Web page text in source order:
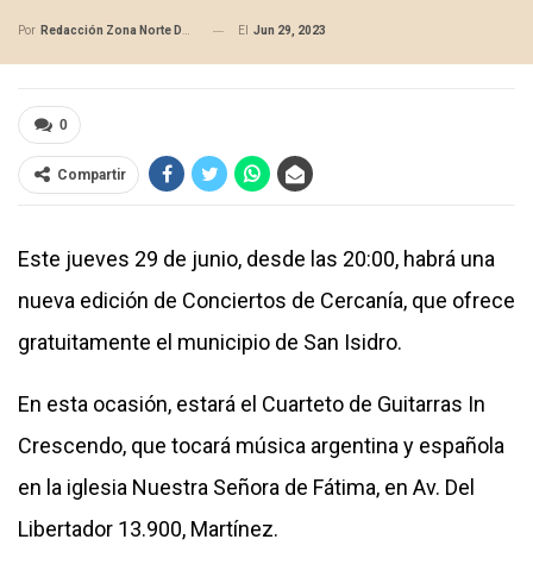
Por Redacción Zona Norte Daily El Jun 29, 2023
0
Compartir
Este jueves 29 de junio, desde las 20:00, habrá una
nueva edición de Conciertos de Cercanía, que ofrece
gratuitamente el municipio de San Isidro.
En esta ocasión, estará el Cuarteto de Guitarras In
Crescendo, que tocará música argentina y española
en la iglesia Nuestra Señora de Fátima, en Av. Del
Libertador 13.900, Martínez.